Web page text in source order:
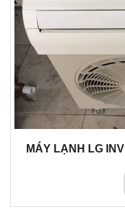
MÁY LẠNH LG